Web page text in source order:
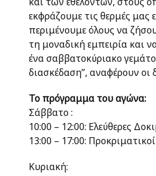
εκφράζουμε τις θερμές μας
περιμένουμε όλους να
τη μοναδική εμπειρία και
ένα σαββατοκύριακο
διασκέδαση”, αναφέρουν οι
Το πρόγραμμα του αγώνα:
Σάββατο :
10:00 – 12:00: Ελεύθερες
13:00 – 17:00:
Κυριακή: